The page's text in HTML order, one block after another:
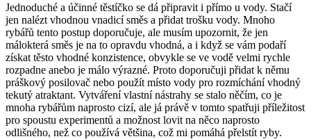
Jednoduché a účinné těstíčko se dá připravit i přímo u vody. Stačí
jen nalézt vhodnou vnadicí směs a přidat trošku vody. Mnoho
rybářů tento postup doporučuje, ale musím upozornit, že jen
málokterá směs je na to opravdu vhodná, a i když se vám podaří
získat těsto vhodné konzistence, obvykle se ve vodě velmi rychle
rozpadne anebo je málo výrazné. Proto doporučuji přidat k němu
práškový posilovač nebo použít místo vody pro rozmíchání vhodný
tekutý atraktant. Vytváření vlastní nástrahy se stalo něčím, co je
mnoha rybářům naprosto cizí, ale já právě v tomto spatřuji příležitost
pro spoustu experimentů a možnost lovit na něco naprosto
odlišného, než co používá většina, což mi pomáhá přelstít ryby.